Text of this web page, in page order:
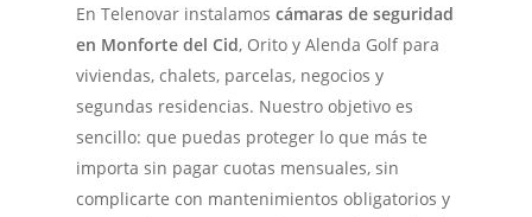
En Telenovar instalamoscámaras de seguridad
en Monforte del Cid, Orito y Alenda Golf para
viviendas, chalets, parcelas, negocios y
segundas residencias. Nuestro objetivo es
sencillo: que puedas proteger lo que más te
importa sin pagar cuotas mensuales, sin
complicarte con mantenimientos obligatorios y